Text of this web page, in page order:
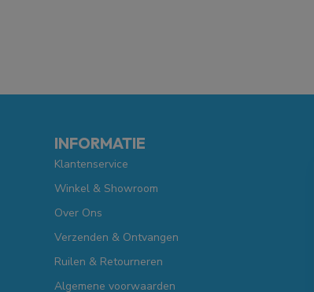
INFORMATIE
Klantenservice
Winkel & Showroom
Over Ons
Verzenden & Ontvangen
Ruilen & Retourneren
Algemene voorwaarden